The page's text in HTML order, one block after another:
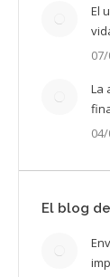
El
La
El blog